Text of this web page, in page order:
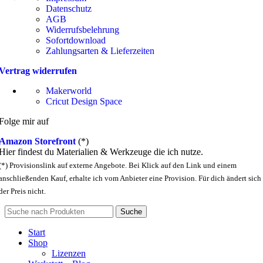
Datenschutz
AGB
Widerrufsbelehrung
Sofortdownload
Zahlungsarten & Lieferzeiten
widerrufen
Makerworld
Cricut Design Space
mir auf
Storefront (*)
findest du Materialien & Werkzeuge die ich nutze.
Provisionslink auf externe Angebote. Bei Klick auf den Link und einem
Kauf, erhalte ich vom Anbieter eine Provision. Für dich ändert sich
Preis nicht.
Suche
Start
Shop
Lizenzen